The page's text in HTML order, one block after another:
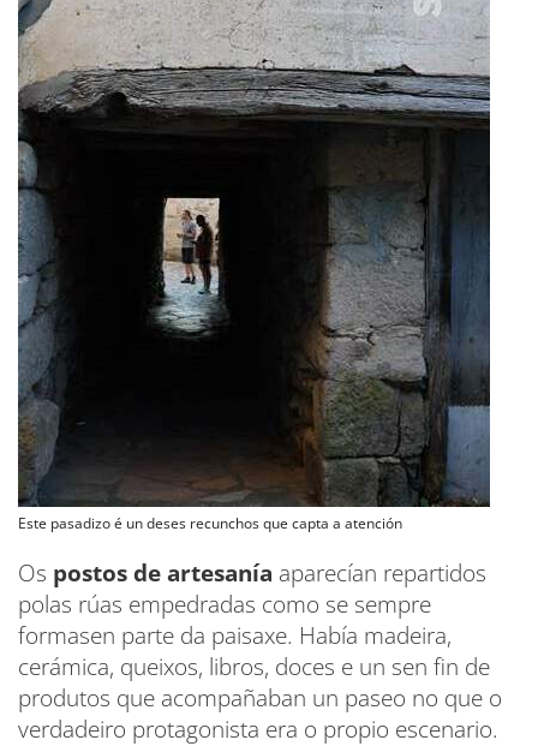
Este pasadizo é un deses recunchos que capta a atención
Os postos de artesanía aparecían repartidos
polas rúas empedradas como se sempre
formasen parte da paisaxe. Había madeira,
cerámica, queixos, libros, doces e un sen fin de
produtos que acompañaban un paseo no que o
verdadeiro protagonista era o propio escenario.